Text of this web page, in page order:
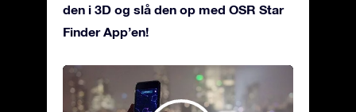
den i 3D og slå den op med OSR Star
Finder App’en!